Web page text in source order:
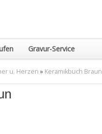
Gravur-Service
u. Herzen » Keramikbuch Braun